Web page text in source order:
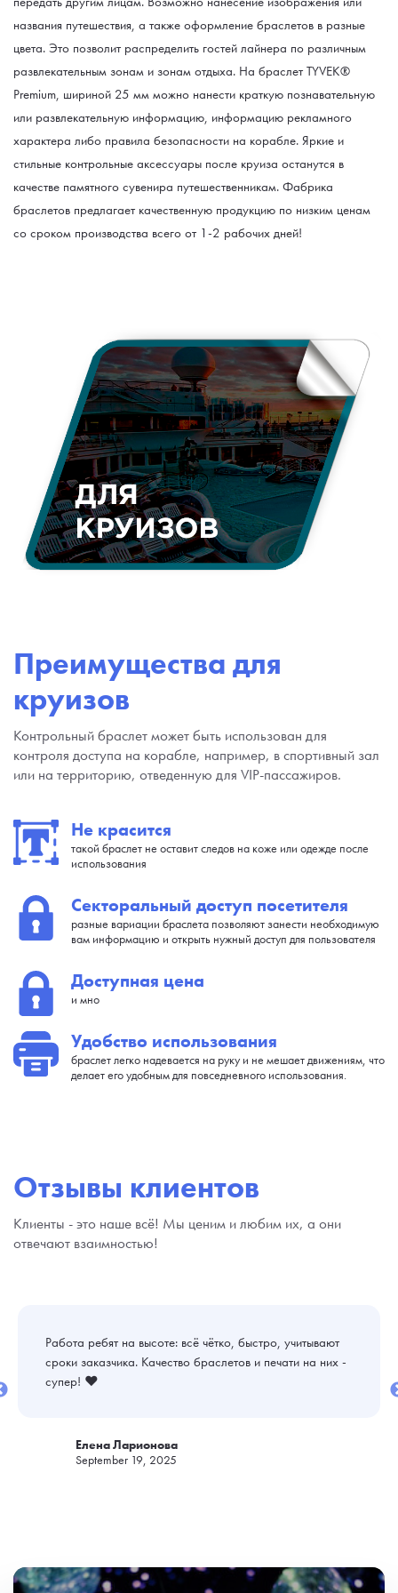
названия путешествия, а также оформление браслетов в разные
цвета. Это позволит распределить гостей лайнера по различным
развлекательным зонам и зонам отдыха. На браслет TYVEK®
Premium, шириной 25 мм можно нанести краткую познавательную
или развлекательную информацию, информацию рекламного
характера либо правила безопасности на корабле. Яркие и
стильные контрольные аксессуары после круиза останутся в
качестве памятного сувенира путешественникам. Фабрика
браслетов предлагает качественную продукцию по низким ценам
со сроком производства всего от 1-2 рабочих дней!
Преимущества для
круизов
Контрольный браслет может быть использован для
контроля доступа на корабле, например, в спортивный зал
или на территорию, отведенную для VIP-пассажиров.
Не красится
такой браслет не оставит следов на коже или одежде после
использования
Секторальный доступ посетителя
разные вариации браслета позволяют занести необходимую
вам информацию и открыть нужный доступ для пользователя
Доступная цена
и мно
Удобство использования
браслет легко надевается на руку и не мешает движениям, что
делает его удобным для повседневного использования.
Отзывы клиентов
Клиенты - это наше всё! Мы ценим и любим их, а они
отвечают взаимностью!
Работа ребят на высоте: всё чётко, быстро, учитывают
сроки заказчика. Качество браслетов и печати на них -
супер! ❤️
Елена Ларионова
September 19, 2025
!---->